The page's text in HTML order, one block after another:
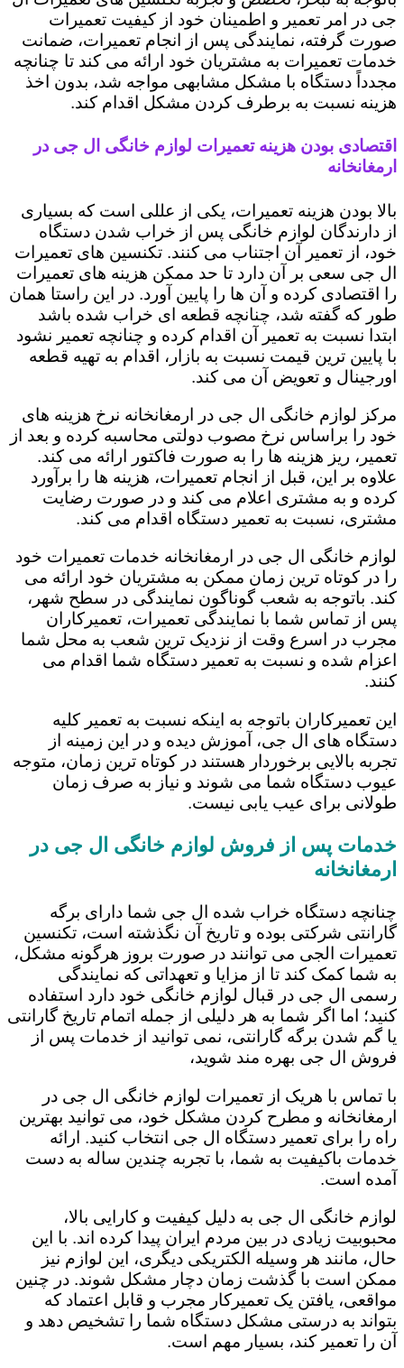
جی در امر تعمیر و اطمینان خود از کیفیت تعمیرات
صورت گرفته، نمایندگی پس از انجام تعمیرات، ضمانت
خدمات تعمیرات به مشتریان خود ارائه می کند تا چنانچه
مجدداً دستگاه با مشکل مشابهی مواجه شد، بدون اخذ
هزینه نسبت به برطرف کردن مشکل اقدام کند.
اقتصادی بودن هزینه تعمیرات لوازم خانگی ال جی در
ارمغانخانه
بالا بودن هزینه تعمیرات، یکی از عللی است که بسیاری
از دارندگان لوازم خانگی پس از خراب شدن دستگاه
خود، از تعمیر آن اجتناب می کنند. تکنسین های تعمیرات
ال جی سعی بر آن دارد تا حد ممکن هزینه های تعمیرات
را اقتصادی کرده و آن ها را پایین آورد. در این راستا همان
طور که گفته شد، چنانچه قطعه ای خراب شده باشد
ابتدا نسبت به تعمیر آن اقدام کرده و چنانچه تعمیر نشود
با پایین ترین قیمت نسبت به بازار، اقدام به تهیه قطعه
اورجینال و تعویض آن می کند.
مرکز لوازم خانگی ال جی در ارمغانخانه نرخ هزینه های
خود را براساس نرخ مصوب دولتی محاسبه کرده و بعد از
تعمیر، ریز هزینه ها را به صورت فاکتور ارائه می کند.
علاوه بر این، قبل از انجام تعمیرات، هزینه ها را برآورد
کرده و به مشتری اعلام می کند و در صورت رضایت
مشتری، نسبت به تعمیر دستگاه اقدام می کند.
لوازم خانگی ال جی در ارمغانخانه خدمات تعمیرات خود
را در کوتاه ترین زمان ممکن به مشتریان خود ارائه می
کند. باتوجه به شعب گوناگون نمایندگی در سطح شهر،
پس از تماس شما با نمایندگی تعمیرات، تعمیرکاران
مجرب در اسرع وقت از نزدیک ترین شعب به محل شما
اعزام شده و نسبت به تعمیر دستگاه شما اقدام می
کنند.
این تعمیرکاران باتوجه به اینکه نسبت به تعمیر کلیه
دستگاه های ال جی، آموزش دیده و در این زمینه از
تجربه بالایی برخوردار هستند در کوتاه ترین زمان، متوجه
عیوب دستگاه شما می شوند و نیاز به صرف زمان
طولانی برای عیب یابی نیست.
خدمات پس از فروش لوازم خانگی ال جی در
ارمغانخانه
چنانچه دستگاه خراب شده ال جی شما دارای برگه
گارانتی شرکتی بوده و تاریخ آن نگذشته است، تکنسین
تعمیرات الجی می توانند در صورت بروز هرگونه مشکل،
به شما کمک کند تا از مزایا و تعهداتی که نمایندگی
رسمی ال جی در قبال لوازم خانگی خود دارد استفاده
کنید؛ اما اگر شما به هر دلیلی از جمله اتمام تاریخ گارانتی
یا گم شدن برگه گارانتی، نمی توانید از خدمات پس از
فروش ال جی بهره مند شوید،
با تماس با هریک از تعمیرات لوازم خانگی ال جی در
ارمغانخانه و مطرح کردن مشکل خود، می توانید بهترین
راه را برای تعمیر دستگاه ال جی انتخاب کنید. ارائه
خدمات باکیفیت به شما، با تجربه چندین ساله به دست
آمده است.
لوازم خانگی ال جی به دلیل کیفیت و کارایی بالا،
محبوبیت زیادی در بین مردم ایران پیدا کرده اند. با این
حال، مانند هر وسیله الکتریکی دیگری، این لوازم نیز
ممکن است با گذشت زمان دچار مشکل شوند. در چنین
مواقعی، یافتن یک تعمیرکار مجرب و قابل اعتماد که
بتواند به درستی مشکل دستگاه شما را تشخیص دهد و
آن را تعمیر کند، بسیار مهم است.